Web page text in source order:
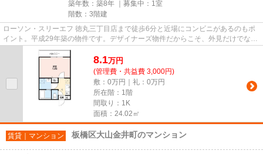
築年数：築8年 ｜募集中： 1室
階数：3階建
ローソン・スリーエフ 徳丸三丁目店まで徒歩6分と近場にコンビニがあるのもポ
イント。平成29年築の物件です。デザイナーズ物件だからこそ、外見だけでなく
機能性もあわせもったものを...
8.1万円
(管理費・共益費 3,000円)
敷：0万円｜礼：0万円
所在階：1階
間取り：1K
面積：24.02㎡
賃貸｜マンション 板橋区大山金井町のマンション